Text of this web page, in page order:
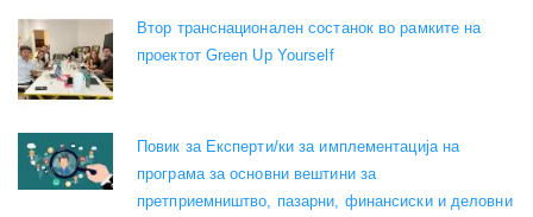
Втор транснационален состанок во рамките на
проектот Green Up Yourself
Повик за Експерти/ки за имплементација на
програма за основни вештини за
претприемништво, пазарни, финансиски и деловни